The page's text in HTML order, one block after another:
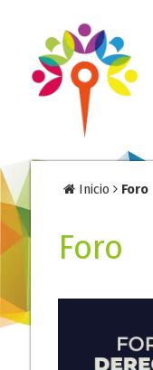
Inicio Foro
Foro